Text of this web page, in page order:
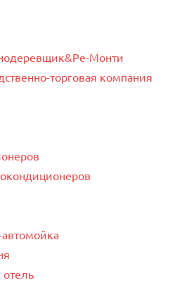
Монти
торговая компания